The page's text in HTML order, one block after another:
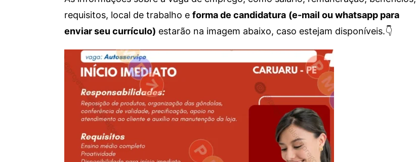
requisitos, local de trabalho e forma de candidatura (e-mail ou whatsapp para
enviar seu currículo) estarão na imagem abaixo, caso estejam disponíveis.👇